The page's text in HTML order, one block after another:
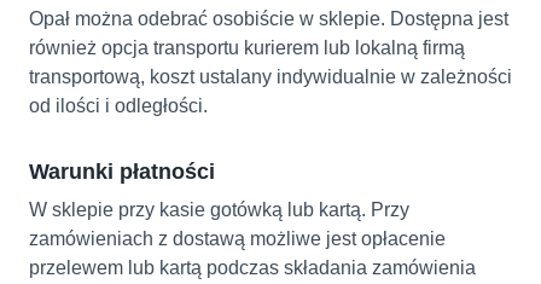
Opał można odebrać osobiście w sklepie. Dostępna jest
również opcja transportu kurierem lub lokalną firmą
transportową, koszt ustalany indywidualnie w zależności
od ilości i odległości.
Warunki płatności
W sklepie przy kasie gotówką lub kartą. Przy
zamówieniach z dostawą możliwe jest opłacenie
przelewem lub kartą podczas składania zamówienia